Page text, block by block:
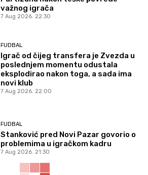
važnog igrača
7 Aug 2026. 22:30
FUDBAL
Igrač od čijeg transfera je Zvezda u
poslednjem momentu odustala
eksplodirao nakon toga, a sada ima
novi klub
7 Aug 2026. 22:00
FUDBAL
Stanković pred Novi Pazar govorio o
problemima u igračkom kadru
7 Aug 2026. 21:30